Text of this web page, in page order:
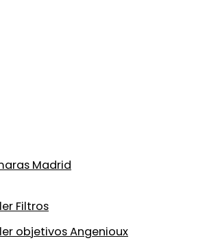
Madrid
Filtros
objetivos Angenioux